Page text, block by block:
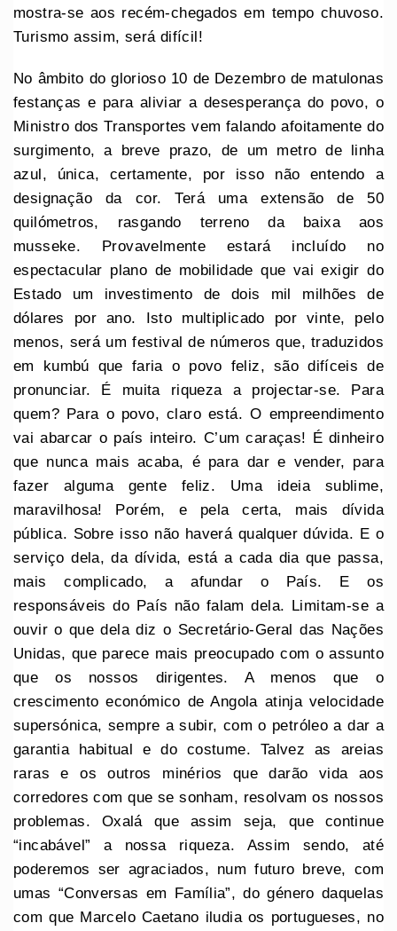
mostra-se aos recém-chegados em tempo chuvoso.
Turismo assim, será difícil!
No âmbito do glorioso 10 de Dezembro de matulonas
festanças e para aliviar a desesperança do povo, o
Ministro dos Transportes vem falando afoitamente do
surgimento, a breve prazo, de um metro de linha
azul, única, certamente, por isso não entendo a
designação da cor. Terá uma extensão de 50
quilómetros, rasgando terreno da baixa aos
musseke. Provavelmente estará incluído no
espectacular plano de mobilidade que vai exigir do
Estado um investimento de dois mil milhões de
dólares por ano. Isto multiplicado por vinte, pelo
menos, será um festival de números que, traduzidos
em kumbú que faria o povo feliz, são difíceis de
pronunciar. É muita riqueza a projectar-se. Para
quem? Para o povo, claro está. O empreendimento
vai abarcar o país inteiro. C’um caraças! É dinheiro
que nunca mais acaba, é para dar e vender, para
fazer alguma gente feliz. Uma ideia sublime,
maravilhosa! Porém, e pela certa, mais dívida
pública. Sobre isso não haverá qualquer dúvida. E o
serviço dela, da dívida, está a cada dia que passa,
mais complicado, a afundar o País. E os
responsáveis do País não falam dela. Limitam-se a
ouvir o que dela diz o Secretário-Geral das Nações
Unidas, que parece mais preocupado com o assunto
que os nossos dirigentes. A menos que o
crescimento económico de Angola atinja velocidade
supersónica, sempre a subir, com o petróleo a dar a
garantia habitual e do costume. Talvez as areias
raras e os outros minérios que darão vida aos
corredores com que se sonham, resolvam os nossos
problemas. Oxalá que assim seja, que continue
“incabável” a nossa riqueza. Assim sendo, até
poderemos ser agraciados, num futuro breve, com
umas “Conversas em Família”, do género daquelas
com que Marcelo Caetano iludia os portugueses, no